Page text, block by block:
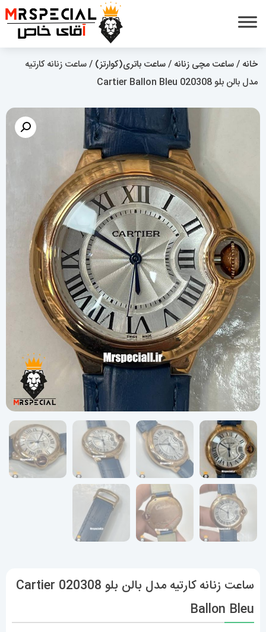
خانه /ساعت مچی زنانه /ساعت باتری(کوارتز) / ساعت زنانه کارتیه
مدل بالن بلو 020308 Cartier Ballon Bleu
ساعت زنانه کارتیه مدل بالن بلو 020308 Cartier
Ballon Bleu